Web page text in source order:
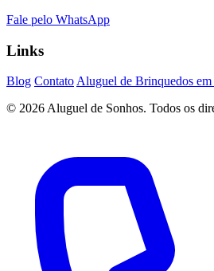
Fale pelo WhatsApp
Links
Blog Contato Aluguel de Brinquedos
© 2026 Aluguel de Sonhos. Todos os